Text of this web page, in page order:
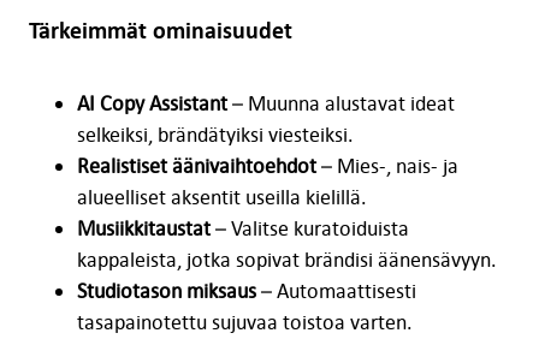
Tärkeimmät ominaisuudet
AI Copy Assistant– Muunna alustavat ideat
selkeiksi, brändätyiksi viesteiksi.
Realistiset äänivaihtoehdot– Mies-, nais- ja
alueelliset aksentit useilla kielillä.
Musiikkitaustat– Valitse kuratoiduista
kappaleista, jotka sopivat brändisi äänensävyyn.
Studiotason miksaus– Automaattisesti
tasapainotettu sujuvaa toistoa varten.